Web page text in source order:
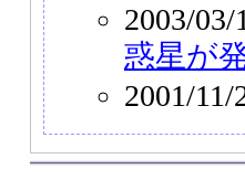
2003/03/
惑星が
2001/11/